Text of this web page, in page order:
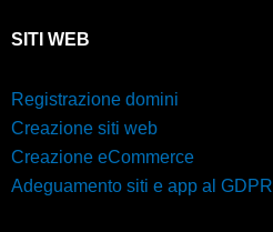
SITI WEB
Registrazione domini
Creazione siti web
Creazione eCommerce
Adeguamento siti e app al GDPR